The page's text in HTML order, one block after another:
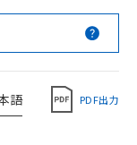
語 PDF出力